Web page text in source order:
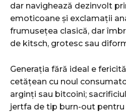
dar navighează dezinvolt
emoticoane și exclamații
frumusețea clasică, dar
de kitsch, grotesc sau
Generația fără ideal e
cetățean cu noul
arginți sau bitcoini;
jertfa de tip burn-out